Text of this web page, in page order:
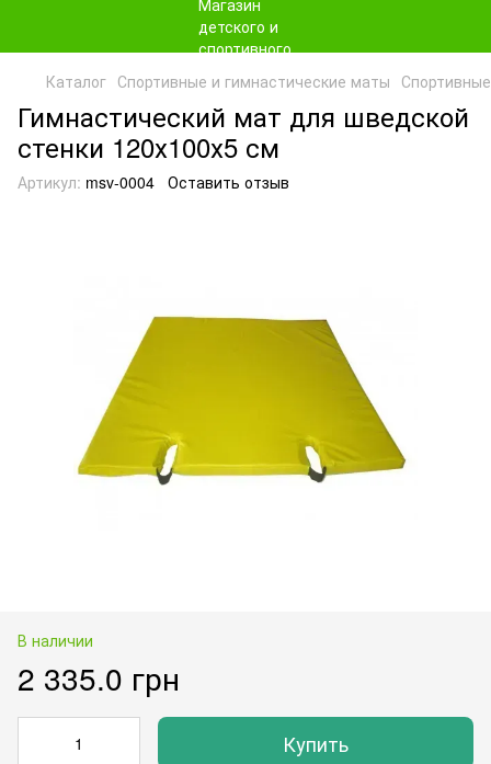
Каталог Спортивные и гимнастические маты
Гимнастический мат для шведской
стенки 120х100х5 см
Артикул: msv-0004 Оставить отзыв
В наличии
2 335.0 грн
Купить